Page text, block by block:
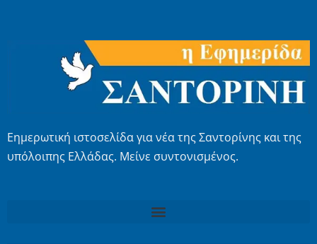
Εημερωτική ιστοσελίδα για νέα της Σαντορίνης και της
υπόλοιπης Ελλάδας. Μείνε συντονισμένος.